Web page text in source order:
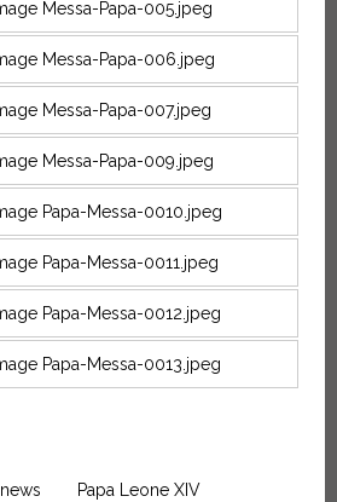
news
Papa Leone XIV